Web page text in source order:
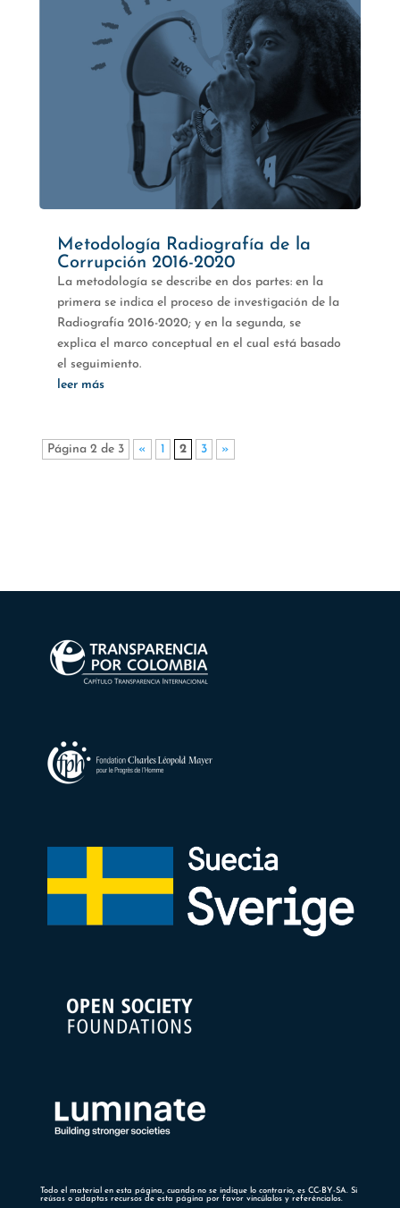
Metodología Radiografía de la
Corrupción 2016-2020
La metodología se describe en dos partes: en la
primera se indica el proceso de investigación de la
Radiografía 2016-2020; y en la segunda, se
explica el marco conceptual en el cual está basado
el seguimiento.
leer más
Página 2 de 3 « 1 2 3 »
Todo el material en esta página, cuando no se indique lo contrario, es CC-BY-SA. Si
reúsas o adaptas recursos de esta página por favor vincúlalos y referéncialos.